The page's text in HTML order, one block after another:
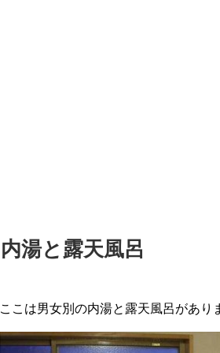
内湯と露天風呂
ここは男女別の内湯と露天風呂があり